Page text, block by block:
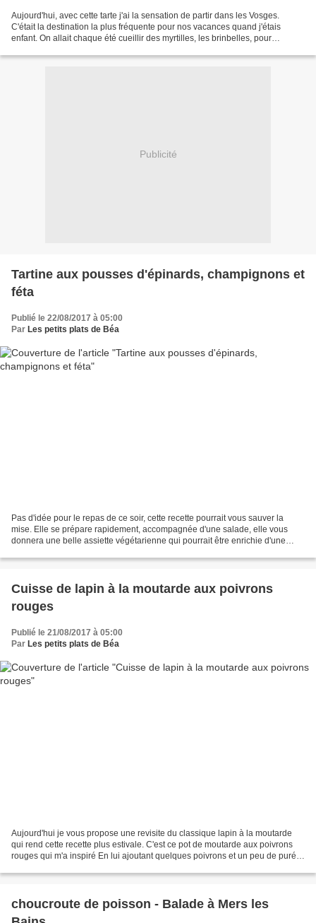
Aujourd'hui, avec cette tarte j'ai la sensation de partir dans les Vosges.
C'était la destination la plus fréquente pour nos vacances quand j'étais
enfant. On allait chaque été cueillir des myrtilles, les brinbelles, pour
Publicité
Tartine aux pousses d'épinards, champignons et
féta
Publié le 22/08/2017 à 05:00
Par Les petits plats de Béa
Pas d'idée pour le repas de ce soir, cette recette pourrait vous sauver la
mise. Elle se prépare rapidement, accompagnée d'une salade, elle vous
donnera une belle assiette végétarienne qui pourrait être enrichie d'une
Cuisse de lapin à la moutarde aux poivrons
rouges
Publié le 21/08/2017 à 05:00
Par Les petits plats de Béa
Aujourd'hui je vous propose une revisite du classique lapin à la moutarde
qui rend cette recette plus estivale. C'est ce pot de moutarde aux poivrons
rouges qui m'a inspiré En lui ajoutant quelques poivrons et un peu de purée
choucroute de poisson - Balade à Mers les